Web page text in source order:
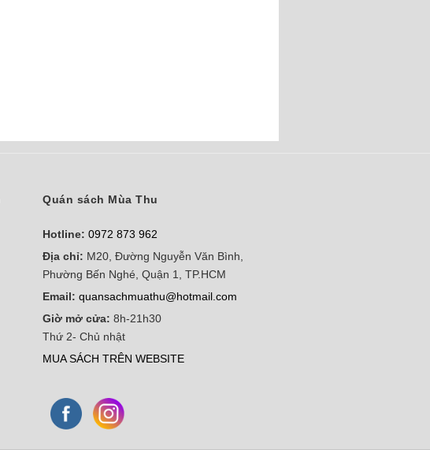
Quán sách Mùa Thu
Hotline: 0972 873 962
Địa chỉ: M20, Đường Nguyễn Văn Bình,
Phường Bến Nghé, Quận 1, TP.HCM
Email: quansachmuathu@hotmail.com
Giờ mở cửa: 8h-21h30
Thứ 2- Chủ nhật
MUA SÁCH TRÊN WEBSITE